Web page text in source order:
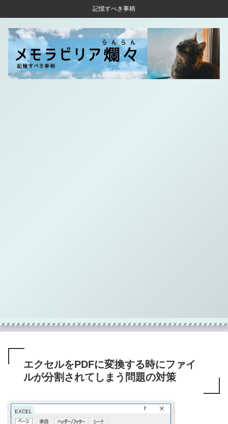
記憶すべき事柄
エクセルをPDFに変換する時にファイ
ルが分割されてしまう問題の対策
EXCEL